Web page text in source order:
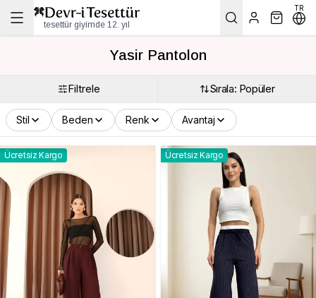
tesettür giyimde 12. yıl
TR
Yasir Pantolon
Filtrele Sırala: Popüler
Stil Beden Renk Avantaj
Ücretsiz Kargo Ücretsiz Kargo